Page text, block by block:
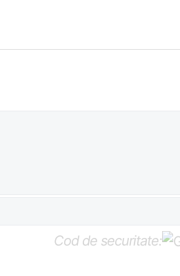
Cod de securitate: